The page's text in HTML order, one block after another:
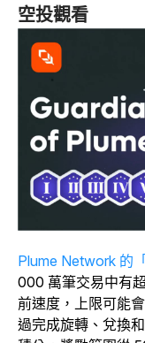
空投觀看
Plume Network 的
000 萬筆交易中有
前速度，上限可能
過完成旋轉、兌換